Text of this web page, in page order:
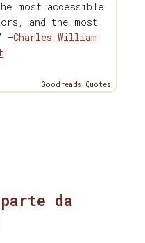
most accessible
and the most
—Charles William
Goodreads Quotes
da